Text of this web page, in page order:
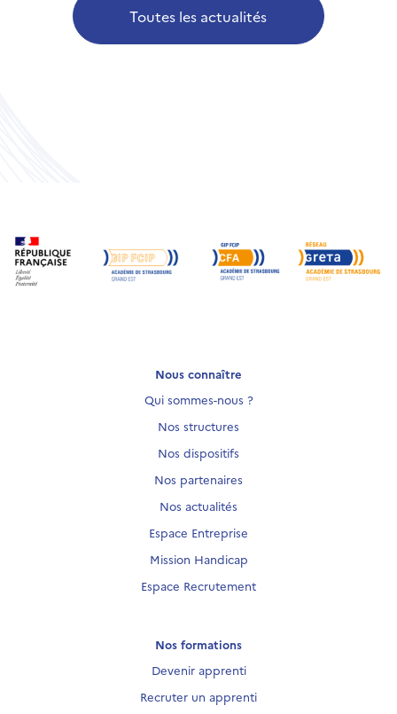
Toutes les actualités
Nous connaître
Qui sommes-nous ?
Nos structures
Nos dispositifs
Nos partenaires
Nos actualités
Espace Entreprise
Mission Handicap
Espace Recrutement
Nos formations
Devenir apprenti
Recruter un apprenti